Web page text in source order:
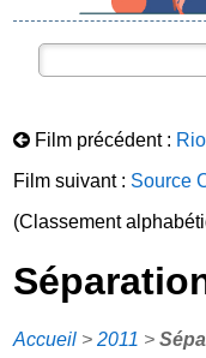
Film précédent : Rio
Film suivant : Source
(Classement
Accueil >2011 >